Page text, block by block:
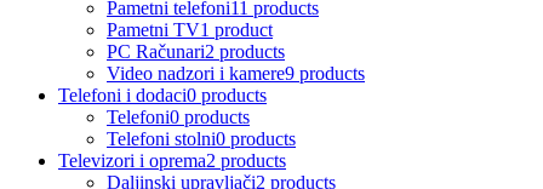
Pametni telefoni11 products
Pametni TV1 product
PC Računari2 products
Video nadzori i kamere9 products
Telefoni i dodaci0 products
Telefoni0 products
Telefoni stolni0 products
Televizori i oprema2 products
Daljinski upravljači2 products